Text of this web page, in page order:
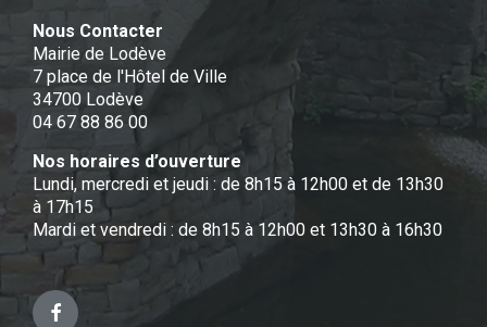
Nous Contacter
Mairie de Lodève
7 place de l'Hôtel de Ville
34700 Lodève
04 67 88 86 00
Nos horaires d’ouverture
Lundi, mercredi et jeudi : de 8h15 à 12h00 et de 13h30
à 17h15
Mardi et vendredi : de 8h15 à 12h00 et 13h30 à 16h30
Facebook